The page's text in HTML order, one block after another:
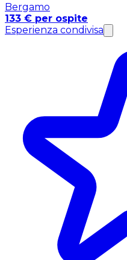
Bergamo
133 € per ospite
Esperienza condivisa